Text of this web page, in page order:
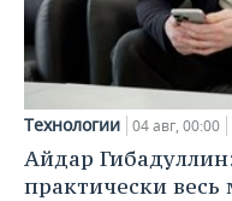
Технологии 04 авг, 00:00
Айдар
практически